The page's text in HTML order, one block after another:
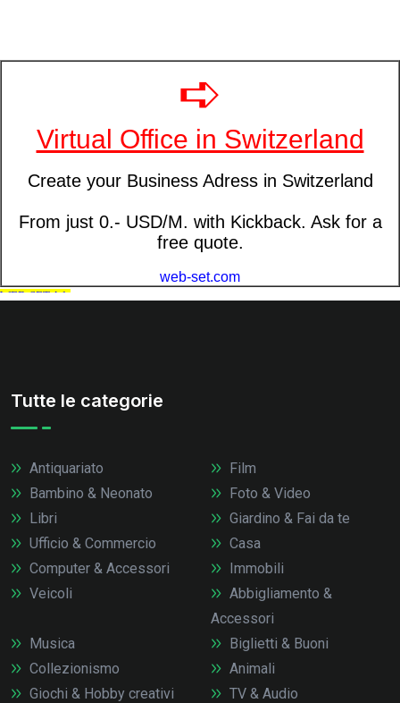
Tutte le categorie
Antiquariato
Bambino & Neonato
Libri
Ufficio & Commercio
Computer & Accessori
Veicoli
Film
Foto & Video
Giardino & Fai da te
Casa
Immobili
Abbigliamento &
Accessori
Musica
Collezionismo
Giochi & Hobby creativi
Biglietti & Buoni
Animali
TV & Audio